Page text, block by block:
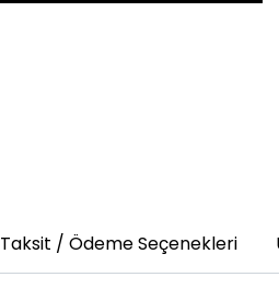
Taksit / Ödeme Seçenekleri